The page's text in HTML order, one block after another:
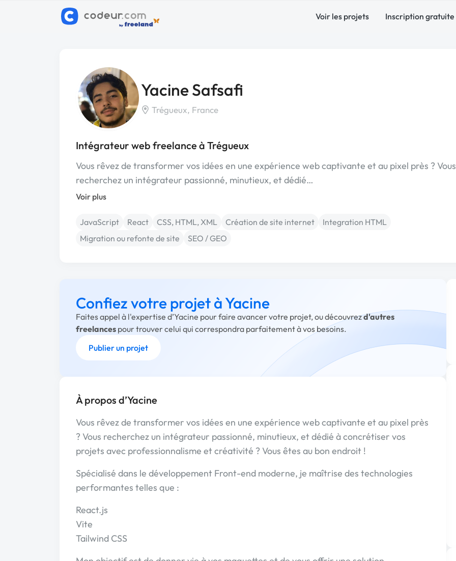
Voir les projets Inscription gratuite
Yacine Safsafi
Trégueux, France
Intégrateur web freelance à Trégueux
Vous rêvez de transformer vos idées en une expérience web captivante et au pixel près ? Vous
recherchez un intégrateur passionné, minutieux, et dédié…
Voir plus
JavaScript React CSS, HTML, XML Création de site internet
Integration HTML
Migration ou refonte de site
SEO / GEO
Confiez votre projet à Yacine
Faites appel à l'expertise d’Yacine pour faire avancer votre projet, ou découvrezd'autres
freelances pour trouver celui qui correspondra parfaitement à vos besoins.
Publier un projet
À propos d’Yacine
Vous rêvez de transformer vos idées en une expérience web captivante et au pixel près
? Vous recherchez un intégrateur passionné, minutieux, et dédié à concrétiser vos
projets avec professionnalisme et créativité ? Vous êtes au bon endroit !
Spécialisé dans le développement Front-end moderne, je maîtrise des technologies
performantes telles que :
React.js
Vite
Tailwind CSS